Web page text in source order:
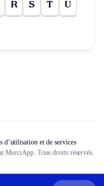
R S T U
d’utilisation et de services
MerciApp. Tous droits réservés.